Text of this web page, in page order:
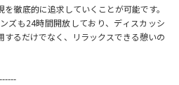
徹底的に追求していくことが可能です。
ズも24時間開放しており、ディスカッシ
するだけでなく、リラックスできる憩いの